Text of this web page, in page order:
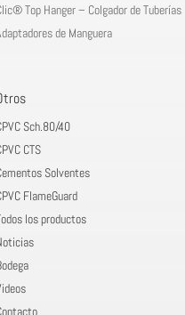
Top Hanger – Colgador de Tuberías
de Manguera
Sch.80/40
CTS
Solventes
FlameGuard
los productos